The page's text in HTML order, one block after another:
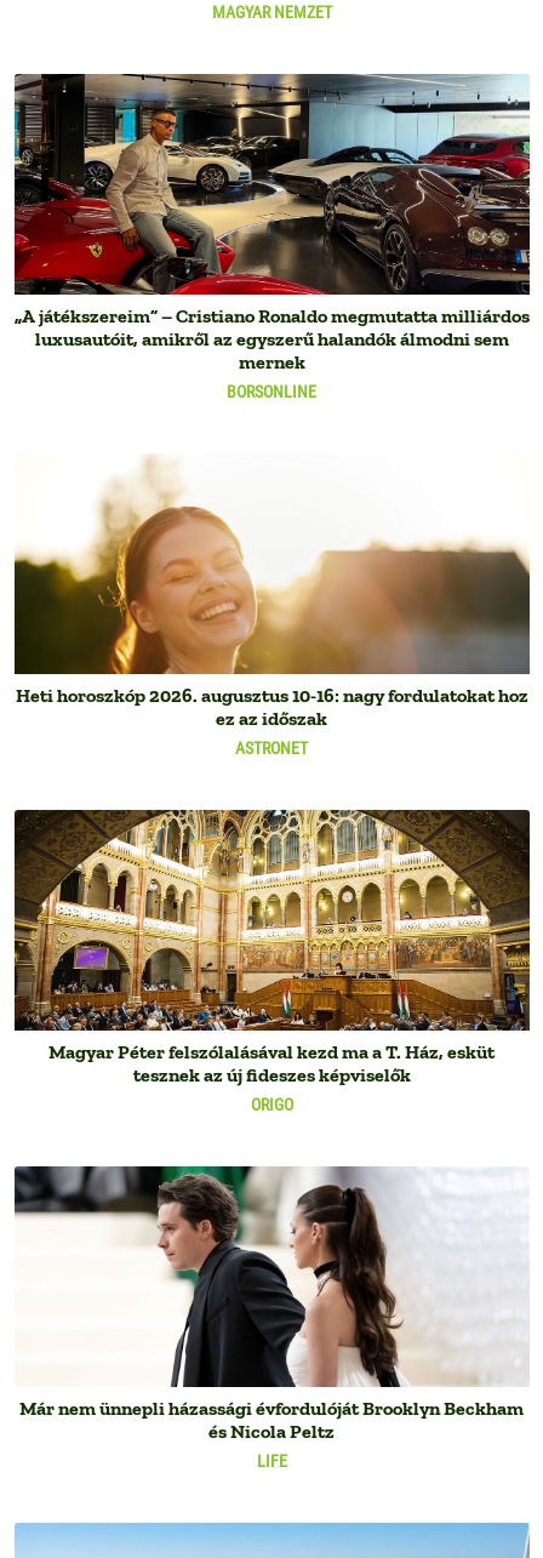
MAGYAR NEMZET
BORSONLINE
„A játékszereim” – Cristiano Ronaldo megmutatta milliárdos
luxusautóit, amikről az egyszerű halandók álmodni sem
mernek
ASTRONET
Heti horoszkóp 2026. augusztus 10-16: nagy fordulatokat hoz
ez az időszak
ORIGO
Magyar Péter felszólalásával kezd ma a T. Ház, esküt
tesznek az új fideszes képviselők
LIFE
Már nem ünnepli házassági évfordulóját Brooklyn Beckham
és Nicola Peltz